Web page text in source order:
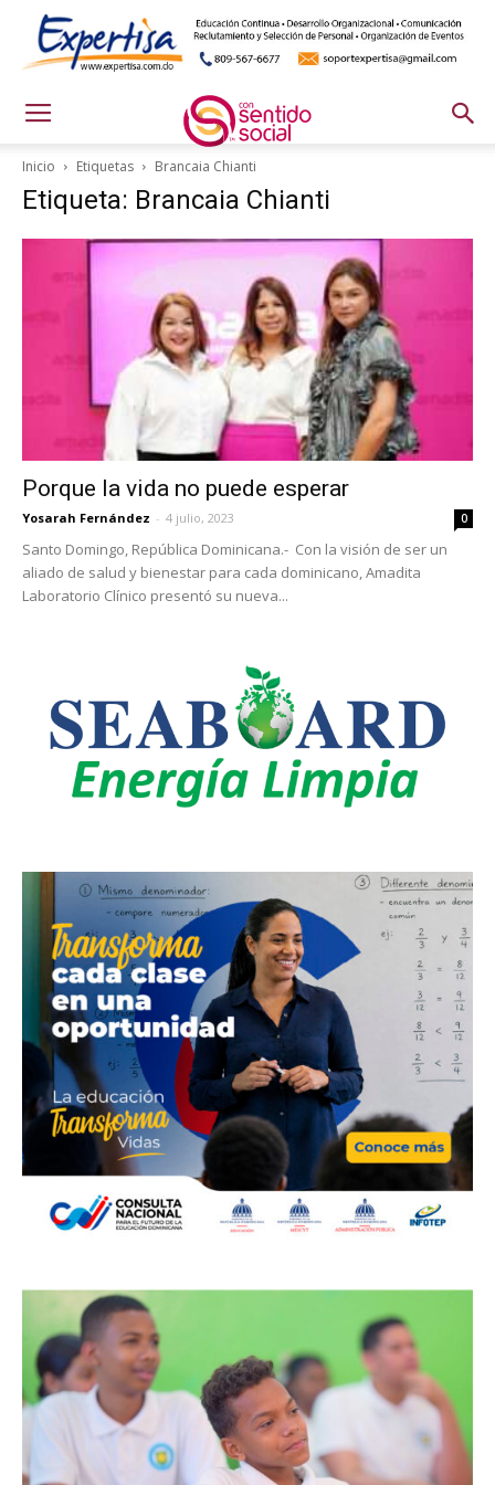
Inicio Etiquetas Brancaia Chianti
Etiqueta: Brancaia Chianti
Porque la vida no puede esperar
Yosarah Fernández - 4 julio, 2023 0
Santo Domingo, República Dominicana.- Con la visión de ser un
aliado de salud y bienestar para cada dominicano, Amadita
Laboratorio Clínico presentó su nueva...